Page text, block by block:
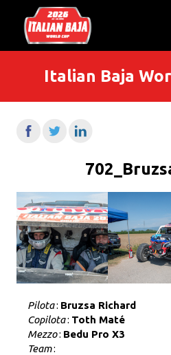
Italian Baja
Pilota: Bruzsa Richard
Copilota: Toth Maté
Mezzo: Bedu Pro X3
Team: